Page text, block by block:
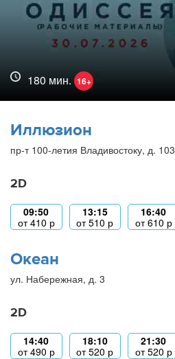
180 мин. 16+
Иллюзион
пр-т 100-летия Владивостоку, д. 103
2D
09:50
от410 р
13:15
от510 р
16:40
от610 р
Океан
ул. Набережная, д. 3
2D
14:40
от490 р
18:10
от520 р
21:30
от520 р